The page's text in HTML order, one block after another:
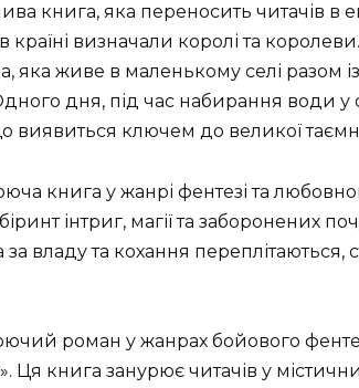
книга, яка переносить читачів в
визначали королі та
яка живе в маленькому селі разом
дня, під час набирання води у
виявиться ключем до великої
книга у жанрі фентезі та
інтриг, магії та заборонених
за владу та кохання
роман у жанрах бойового
Ця книга занурює читачів у